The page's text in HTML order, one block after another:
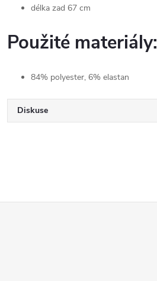
délka zad 67 cm
Použité materiály:
84% polyester, 6% elastan
Diskuse